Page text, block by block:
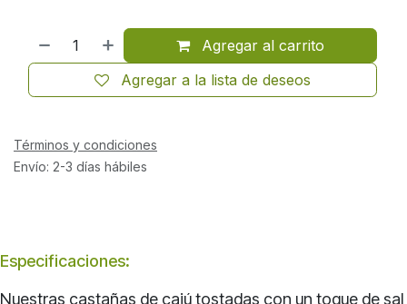
Agregar al carrito
Agregar a la lista de deseos
Términos y condiciones
Envío: 2-3 días hábiles
Especificaciones:
Nuestras castañas de cajú tostadas con un toque de sal